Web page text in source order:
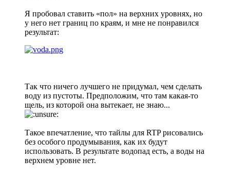
Я пробовал ставить «пол» на верхних уровнях, но
у него нет границ по краям, и мне не понравился
результат:
Так что ничего лучшего не придумал, чем сделать
воду из пустоты. Предположим, что там какая-то
щель, из которой она вытекает, не знаю...
Такое впечатление, что тайлы для RTP рисовались
без особого продумывания, как их будут
использовать. В результате водопад есть, а воды на
верхнем уровне нет.